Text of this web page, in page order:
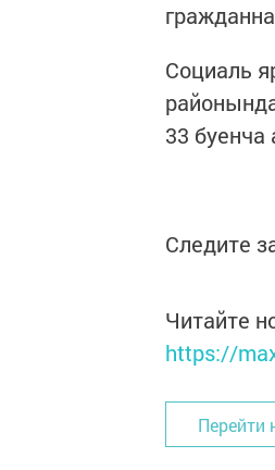
Социаль
33
Следите
Читайте
https://
Перейти